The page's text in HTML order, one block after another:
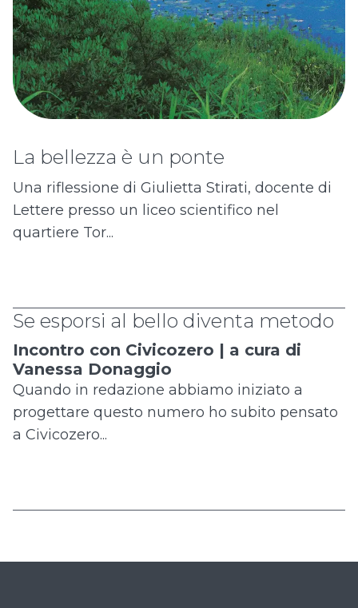
La bellezza è un ponte
Una riflessione di Giulietta Stirati, docente di
Lettere presso un liceo scientifico nel
quartiere Tor...
Se esporsi al bello diventa metodo
Incontro con Civicozero | a cura di
Vanessa Donaggio
Quando in redazione abbiamo iniziato a
progettare questo numero ho subito pensato
a Civicozero...